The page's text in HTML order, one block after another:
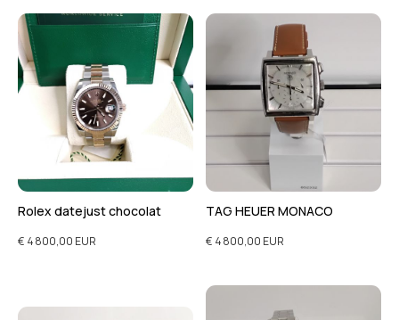
Rolex datejust chocolat
€ 4 800,00 EUR
TAG HEUER MONACO
€ 4 800,00 EUR